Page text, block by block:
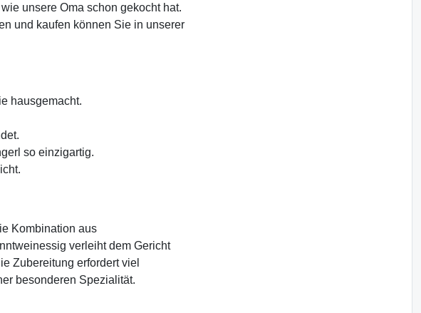
unsere Oma schon gekocht hat.
und kaufen können Sie in unserer
hausgemacht.
so einzigartig.
Kombination aus
verleiht dem Gericht
Zubereitung erfordert viel
besonderen Spezialität.